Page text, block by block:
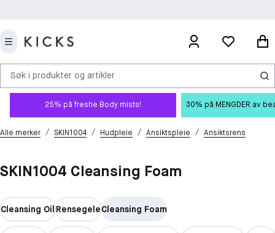
Søk i produkter og artikler
25% på freshe Body mists! 30% på MENGDER av
Alle merker / SKIN1004 / Hudpleie / Ansiktspleie / Ansiktsrens
SKIN1004 Cleansing Foam
Cleansing OilRensegeleCleansing Foam